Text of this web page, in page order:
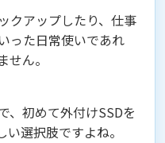
クアップしたり、仕事
った日常使いであれ
ん。
、初めて外付けSSDを
選択肢ですよね。